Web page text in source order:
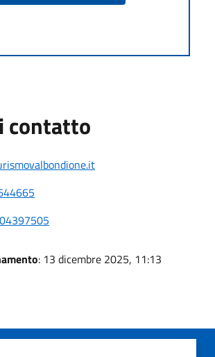
contatto
: 13 dicembre 2025, 11:13